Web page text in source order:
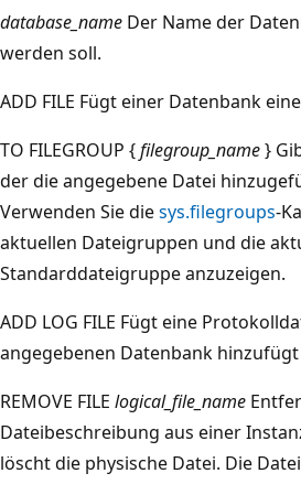
database_name Der Name der
werden soll.
ADD FILE Fügt einer Datenbank
TO FILEGROUP {filegroup_name}
der die angegebene Datei
Verwenden Sie diesys.filegroups-
aktuellen Dateigruppen und die
Standarddateigruppe anzuzeigen.
ADD LOG FILE Fügt eine
angegebenen Datenbank
REMOVE FILE logical_file_name
Dateibeschreibung aus einer
löscht die physische Datei. Die